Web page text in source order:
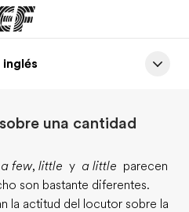
una cantidad
a few, little y a little parecen
son bastante diferentes.
la actitud del locutor sobre la